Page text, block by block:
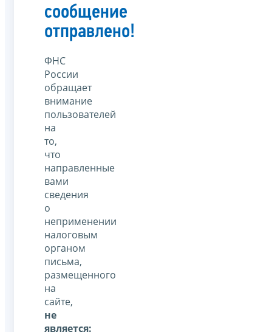
сообщение
отправлено!
ФНС
России
обращает
внимание
пользователей
на
то,
что
направленные
вами
сведения
о
неприменении
налоговым
органом
письма,
размещенного
на
сайте,
не
является: